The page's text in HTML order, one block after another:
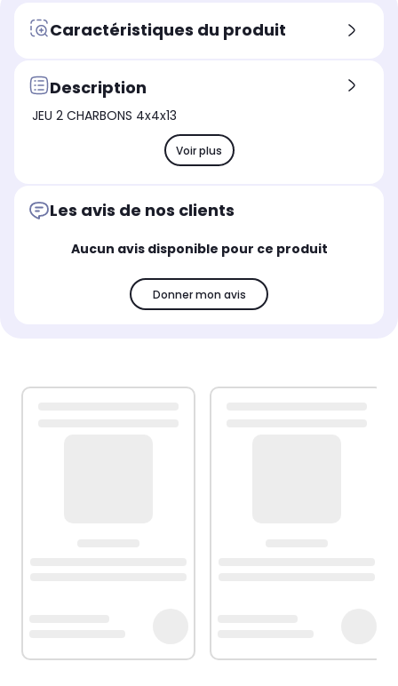
Caractéristiques du produit
Description
JEU 2 CHARBONS 4x4x13
Voir plus
Les avis de nos clients
Aucun avis disponible pour ce produit
Donner mon avis